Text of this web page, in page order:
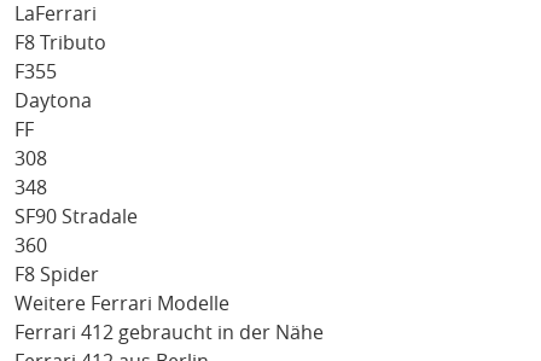
LaFerrari
F8 Tributo
F355
Daytona
FF
308
348
SF90 Stradale
360
F8 Spider
Weitere Ferrari Modelle
Ferrari 412 gebraucht in der Nähe